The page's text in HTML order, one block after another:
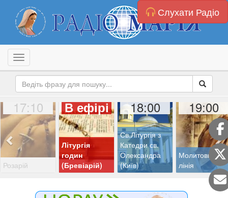
Слухати Радіо
Toggle navigation
17:10
Розарій
В ефірі
Літургія
годин
(Бревіарій)
18:00
Св.Літургія з
Катедри св.
Олександра
(Київ)
19:00
Молитовна
лінія